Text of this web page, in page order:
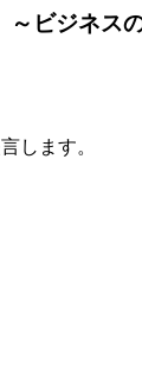
ジネスの
します。